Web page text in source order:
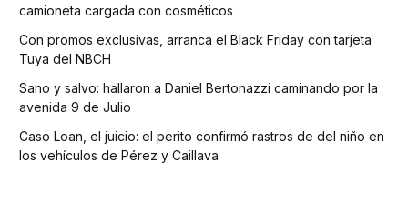
camioneta cargada con cosméticos
Con promos exclusivas, arranca el Black Friday con tarjeta
Tuya del NBCH
Sano y salvo: hallaron a Daniel Bertonazzi caminando por la
avenida 9 de Julio
Caso Loan, el juicio: el perito confirmó rastros de del niño en
los vehículos de Pérez y Caillava